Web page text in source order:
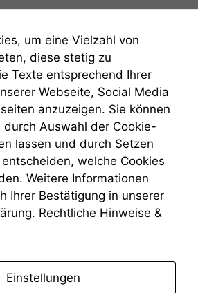
um eine Vielzahl von
diese stetig zu
Texte entsprechend Ihrer
Webseite, Social Media
anzuzeigen. Sie können
durch Auswahl der Cookie-
lassen und durch Setzen
welche Cookies
Weitere Informationen
Ihrer Bestätigung in unserer
Rechtliche Hinweise &
Einstellungen